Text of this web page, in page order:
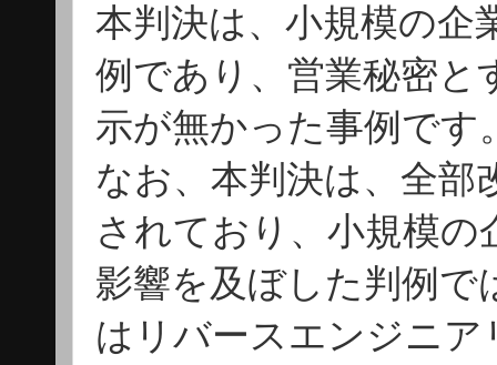
本判決は、小規模の企
例であり、営業秘密と
示が無かった事例です
なお、本判決は、全部
されており、小規模
影響を及ぼした判例で
はリバースエンジニ